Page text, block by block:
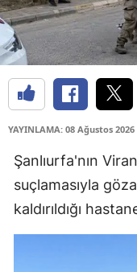
YAYINLAMA: 08 Ağustos 2026
Şanlıurfa'nın
suçlamasıyla
kaldırıldığı